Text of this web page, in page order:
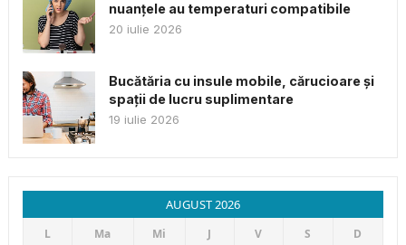
nuanțele au temperaturi compatibile
20 iulie 2026
Bucătăria cu insule mobile, cărucioare și
spații de lucru suplimentare
19 iulie 2026
AUGUST 2026
L Ma Mi J V S
D